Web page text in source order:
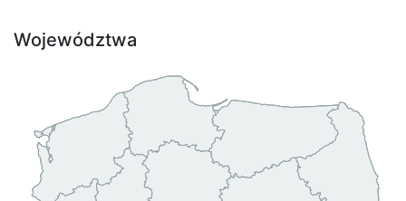
Województwa